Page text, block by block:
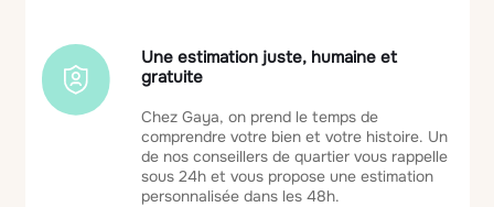
Une estimation juste, humaine et
gratuite
Chez Gaya, on prend le temps de
comprendre votre bien et votre histoire. Un
de nos conseillers de quartier vous rappelle
sous 24h et vous propose une estimation
personnalisée dans les 48h.